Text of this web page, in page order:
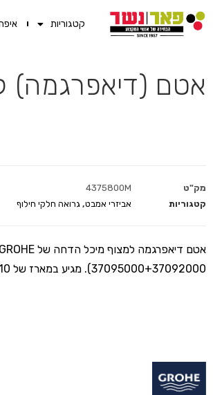
קטגוריות
אטם (דיאפרגמה) למצוף
מק"ט
4375800M
קטגוריות
אביזרי אמבט, גרואה חלקי חילוף
37095000+37092000). מגיע במארז של 10 יחידות.